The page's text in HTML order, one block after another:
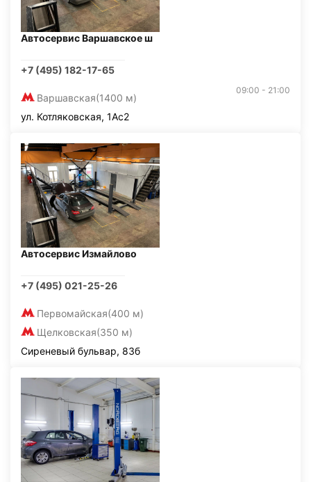
Автосервис Варшавское ш
+7 (495) 182-17-65
Варшавская(1400 м)
09:00 - 21:00
ул. Котляковская, 1Ас2
Автосервис Измайлово
+7 (495) 021-25-26
Первомайская(400 м)
Щелковская(350 м)
Сиреневый бульвар, 83б